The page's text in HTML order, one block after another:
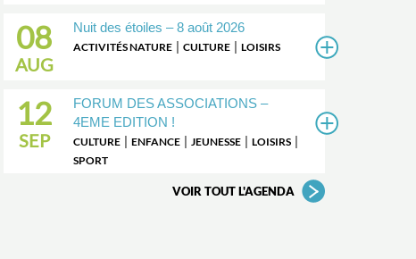
08
AUG
Nuit des étoiles – 8 août 2026
ACTIVITÉS NATURE |CULTURE |LOISIRS
12
SEP
FORUM DES ASSOCIATIONS –
4EME EDITION !
CULTURE |ENFANCE | JEUNESSE |LOISIRS |
SPORT
VOIR TOUT L'AGENDA